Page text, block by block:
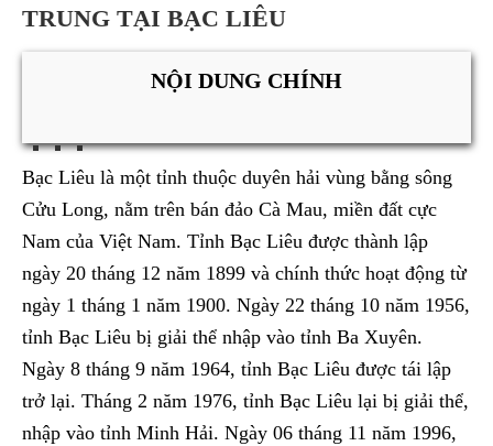
TRUNG TẠI BẠC LIÊU
NỘI DUNG CHÍNH
Bạc Liêu là một tỉnh thuộc duyên hải vùng bằng sông
Cửu Long, nằm trên bán đảo Cà Mau, miền đất cực
Nam của Việt Nam. Tỉnh Bạc Liêu được thành lập
ngày 20 tháng 12 năm 1899 và chính thức hoạt động từ
ngày 1 tháng 1 năm 1900. Ngày 22 tháng 10 năm 1956,
tỉnh Bạc Liêu bị giải thể nhập vào tỉnh Ba Xuyên.
Ngày 8 tháng 9 năm 1964, tỉnh Bạc Liêu được tái lập
trở lại. Tháng 2 năm 1976, tỉnh Bạc Liêu lại bị giải thể,
nhập vào tỉnh Minh Hải. Ngày 06 tháng 11 năm 1996,